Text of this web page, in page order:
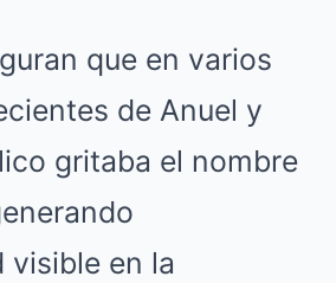
que en varios
de Anuel y
gritaba el nombre
visible en la